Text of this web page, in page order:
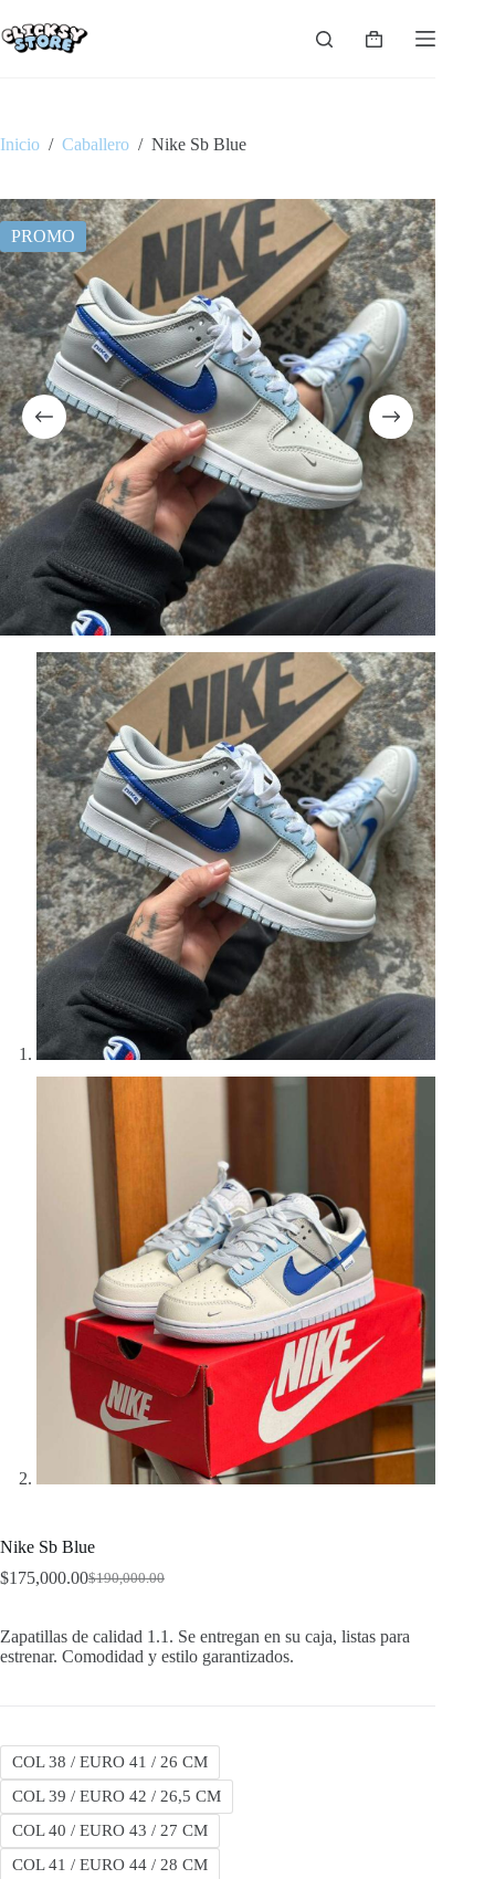
al
contenido
Carro
Inicio / Caballero / Nike Sb Blue
PROMO
Nike Sb Blue
$190,000.00
Original
was:
$190,000.00.
$175,000.00Current
$175,000.00.
Zapatillas de calidad 1.1. Se entregan en su caja, listas para
estrenar. Comodidad y estilo garantizados.
COL 38 / EURO 41 / 26 CM
COL 39 / EURO 42 / 26,5 CM
COL 40 / EURO 43 / 27 CM
COL 41 / EURO 44 / 28 CM